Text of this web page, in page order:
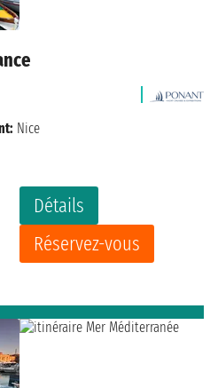
Détails
Réservez-vous
Nice